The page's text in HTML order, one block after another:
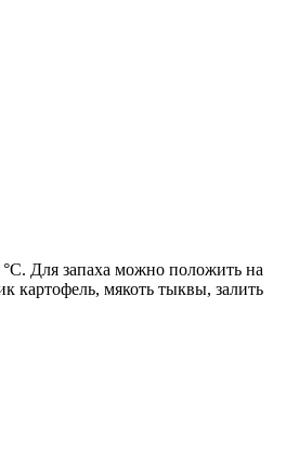
Для запаха можно положить на
картофель, мякоть тыквы, залить